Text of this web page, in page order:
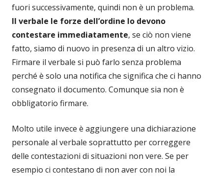
fuori successivamente, quindi non è un problema.
Il verbale le forze dell’ordine lo devono
contestare immediatamente, se ciò non viene
fatto, siamo di nuovo in presenza di un altro vizio.
Firmare il verbale si può farlo senza problema
perché è solo una notifica che significa che ci hanno
consegnato il documento. Comunque sia non è
obbligatorio firmare.
Molto utile invece è aggiungere una dichiarazione
personale al verbale soprattutto per correggere
delle contestazioni di situazioni non vere. Se per
esempio ci contestano di non aver con noi la